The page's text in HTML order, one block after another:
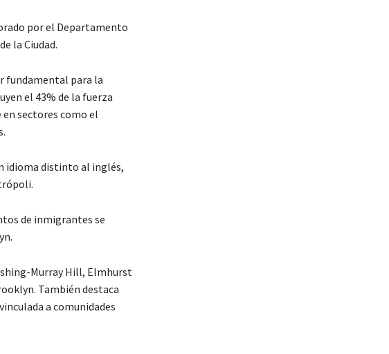
por el Departamento
la Ciudad.
fundamental para la
el 43% de la fuerza
sectores como el
idioma distinto al inglés,
de inmigrantes se
Murray Hill, Elmhurst
También destaca
a comunidades